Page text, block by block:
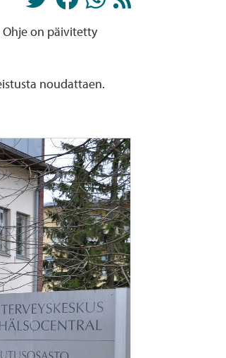
Ohje on päivitetty
noudattaen.